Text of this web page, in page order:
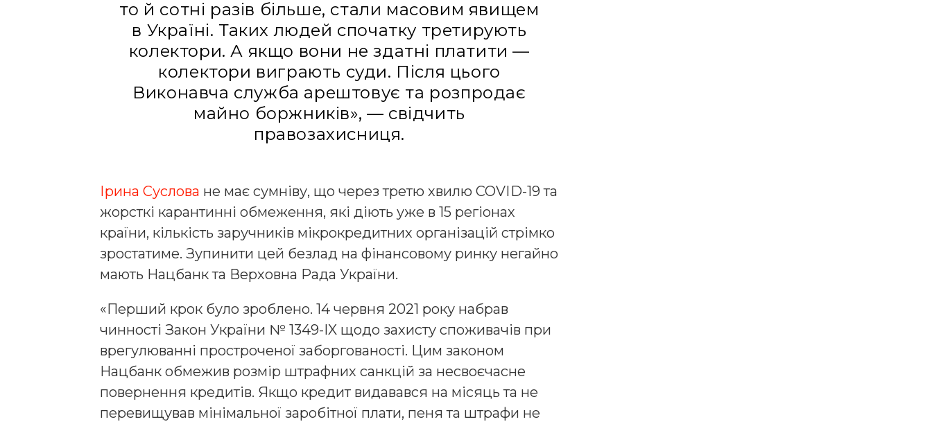
то й сотні разів більше, стали масовим явищем
в Україні. Таких людей спочатку третирують
колектори. А якщо вони не здатні платити —
колектори виграють суди. Після цього
Виконавча служба арештовує та розпродає
майно боржників», — свідчить
правозахисниця.
Ірина Суслова не має сумніву, що через третю хвилю COVІD-19 та
жорсткі карантинні обмеження, які діють уже в 15 регіонах
країни, кількість заручників мікрокредитних організацій стрімко
зростатиме. Зупинити цей безлад на фінансовому ринку негайно
мають Нацбанк та Верховна Рада України.
«Перший крок було зроблено. 14 червня 2021 року набрав
чинності Закон України № 1349-IX щодо захисту споживачів при
врегулюванні простроченої заборгованості. Цим законом
Нацбанк обмежив розмір штрафних санкцій за несвоєчасне
повернення кредитів. Якщо кредит видавався на місяць та не
перевищував мінімальної заробітної плати, пеня та штрафи не